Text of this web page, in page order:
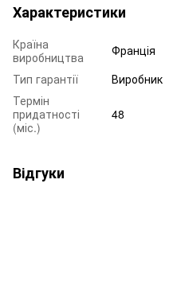
Характеристики
Країна
виробництва
Франція
Тип гарантії
Виробник
Термін
придатності
(міс.)
48
Відгуки